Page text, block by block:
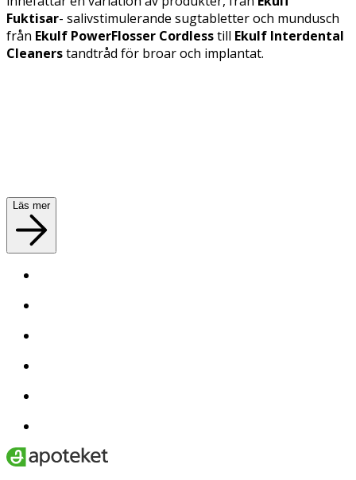
Fuktisar- salivstimulerande sugtabletter och mundusch
från Ekulf PowerFlosser Cordlesstill Ekulf Interdental
Cleanerstandtråd för broar och implantat.
Läs mer